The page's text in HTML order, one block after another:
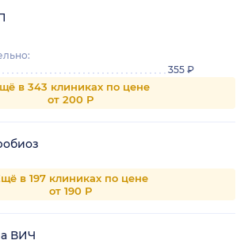
355 ₽
в 343 клиниках по цене
от 200 Р
в 197 клиниках по цене
от 190 Р
ВИЧ